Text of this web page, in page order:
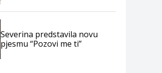
Severina predstavila novu
pjesmu “Pozovi me ti”